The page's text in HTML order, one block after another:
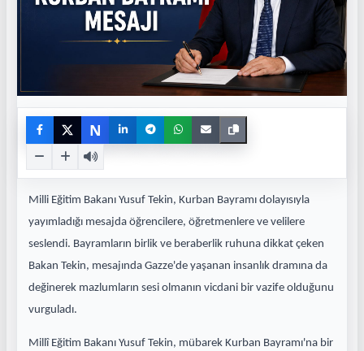
N
Milli Eğitim Bakanı Yusuf Tekin, Kurban Bayramı dolayısıyla
yayımladığı mesajda öğrencilere, öğretmenlere ve velilere
seslendi. Bayramların birlik ve beraberlik ruhuna dikkat çeken
Bakan Tekin, mesajında Gazze'de yaşanan insanlık dramına da
değinerek mazlumların sesi olmanın vicdani bir vazife olduğunu
vurguladı.
Millî Eğitim Bakanı Yusuf Tekin, mübarek Kurban Bayramı'na bir